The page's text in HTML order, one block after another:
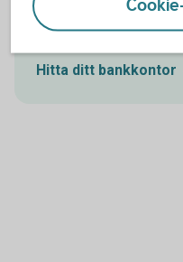
Välkommen till ett av
Hitta ditt bankkontor